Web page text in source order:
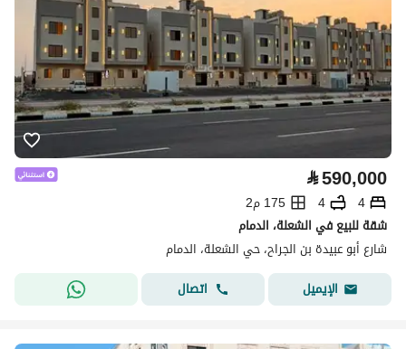
⃁590,000
4
4
175 م2
شقة للبيع في الشعلة، الدمام
شارع أبو عبيدة بن الجراح، حي الشعلة، الدمام
الإيميل
اتصال